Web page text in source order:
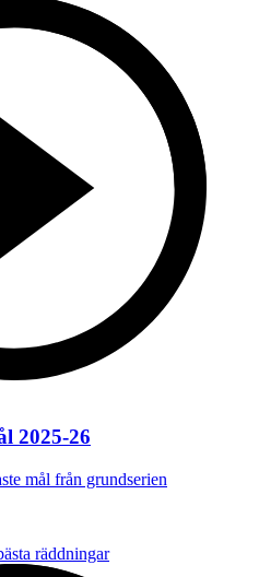
2025-26
mål från grundserien